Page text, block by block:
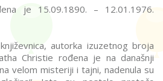
je 15.09.1890. – 12.01.1976.
autorka izuzetnog broja
Christie rođena je na današnji
velom misteriji i tajni, nadenula su